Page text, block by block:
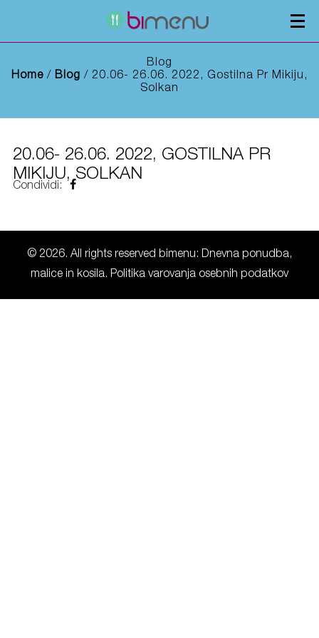
Osmice Oglaševanje
Blog
Home / Blog / 20.06- 26.06. 2022, Gostilna Pr Mikiju,
Solkan
20.06- 26.06. 2022, GOSTILNA PR
MIKIJU, SOLKAN
Condividi:
© 2026. All rights reserved bimenu: Dnevna ponudba,
malice in kosila. Politika varovanja osebnih podatkov